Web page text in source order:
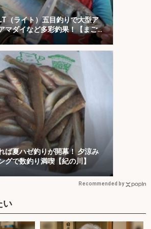
（ライト）五目釣りで大型ア
マダイなど多彩釣果！【まごう
ば夏ハゼ釣りが開幕！ 夕涼み
グで数釣り満喫【紀の川】
Recommended by